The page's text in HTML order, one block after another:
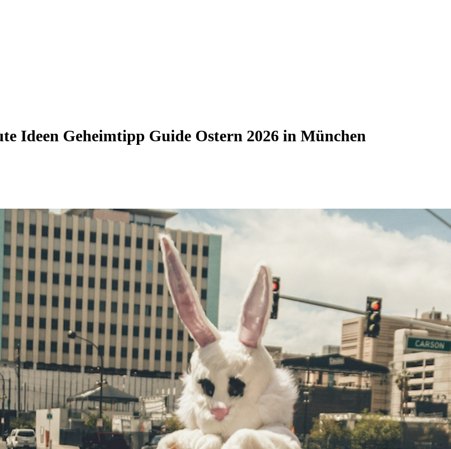
Ideen Geheimtipp Guide Ostern 2026 in München